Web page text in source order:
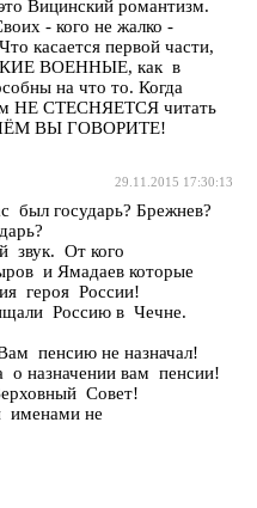
Вицинский романтизм.
- кого не жалко -
касается первой части,
ВОЕННЫЕ, как в
на что то. Когда
НЕ СТЕСНЯЕТСЯ читать
ЧЁМ ВЫ ГОВОРИТЕ!
29.11.2015 17:30:13
был государь? Брежнев?
звук. От кого
и Ямадаев которые
героя России!
Россию в Чечне.
пенсию не назначал!
назначении вам пенсии!
Совет!
именами не